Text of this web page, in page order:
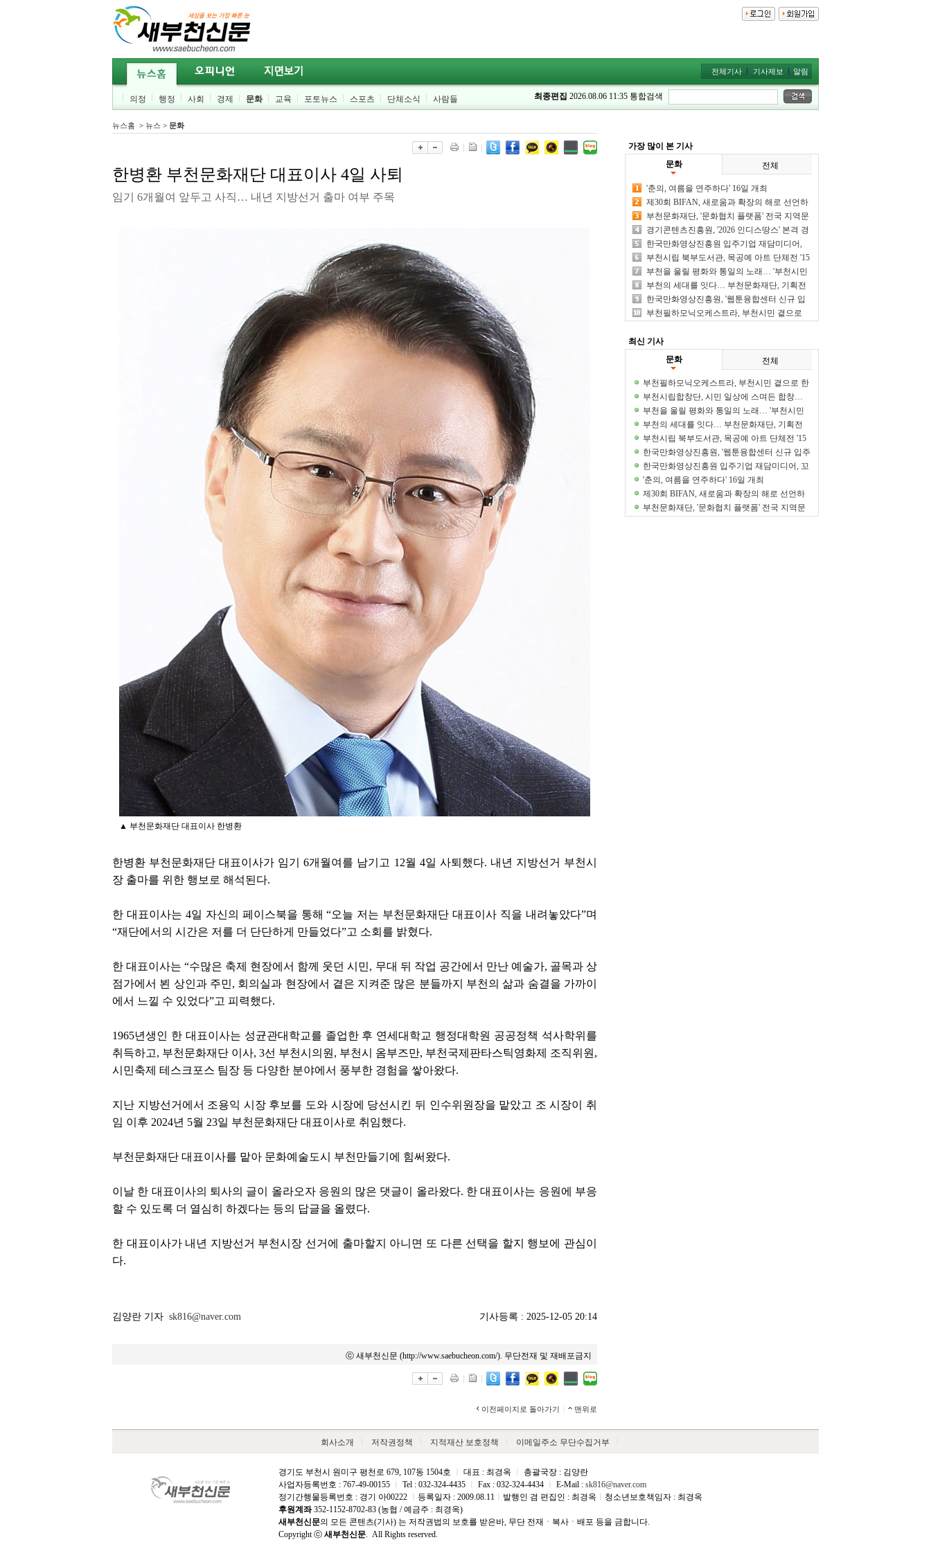
의정 행정 사회 경제 문화 교육 포토뉴스 스포츠 단체소식 사람들
전체기사 기사제보 알림
최종편집 2026.08.06 11:35 통합검색
뉴스홈 > 뉴스 > 문화
한병환 부천문화재단 대표이사 4일 사퇴
임기 6개월여 앞두고 사직… 내년 지방선거 출마 여부 주목
▲ 부천문화재단 대표이사 한병환
한병환 부천문화재단 대표이사가 임기 6개월여를 남기고 12월 4일 사퇴했다. 내년 지방선거 부천시
장 출마를 위한 행보로 해석된다.
한 대표이사는 4일 자신의 페이스북을 통해 “오늘 저는 부천문화재단 대표이사 직을 내려놓았다”며
“재단에서의 시간은 저를 더 단단하게 만들었다”고 소회를 밝혔다.
한 대표이사는 “수많은 축제 현장에서 함께 웃던 시민, 무대 뒤 작업 공간에서 만난 예술가, 골목과 상
점가에서 뵌 상인과 주민, 회의실과 현장에서 곁은 지켜준 많은 분들까지 부천의 삶과 숨결을 가까이
에서 느낄 수 있었다”고 피력했다.
1965년생인 한 대표이사는 성균관대학교를 졸업한 후 연세대학교 행정대학원 공공정책 석사학위를
취득하고, 부천문화재단 이사, 3선 부천시의원, 부천시 옴부즈만, 부천국제판타스틱영화제 조직위원,
시민축제 테스크포스 팀장 등 다양한 분야에서 풍부한 경험을 쌓아왔다.
지난 지방선거에서 조용익 시장 후보를 도와 시장에 당선시킨 뒤 인수위원장을 맡았고 조 시장이 취
임 이후 2024년 5월 23일 부천문화재단 대표이사로 취임했다.
부천문화재단 대표이사를 맡아 문화예술도시 부천만들기에 힘써왔다.
이날 한 대표이사의 퇴사의 글이 올라오자 응원의 많은 댓글이 올라왔다. 한 대표이사는 응원에 부응
할 수 있도록 더 열심히 하겠다는 등의 답글을 올렸다.
한 대표이사가 내년 지방선거 부천시장 선거에 출마할지 아니면 또 다른 선택을 할지 행보에 관심이
다.
김양란 기자 sk816@naver.com 기사등록 : 2025-12-05 20:14
ⓒ 새부천신문 (http://www.saebucheon.com/). 무단전재 및 재배포금지
이전페이지로 돌아가기 맨위로
가장 많이 본 기사
문화
전체
'춘의, 여름을 연주하다' 16일 개최
제30회 BIFAN, 새로움과 확장의 해로 선언하
며 폐막
부천문화재단, '문화협치 플랫폼' 전국 지역문
화재단 우수사례 선정
경기콘텐츠진흥원, '2026 인디스땅스' 본격 경
연 돌입
한국만화영상진흥원 입주기업 재담미디어,
꼬마비 작가 신작 웹툰 '데칼꼬마니' 공개
부천시립 북부도서관, 목공예 아트 단체전 '15
명의 결을 잇다' 개최
부천을 울릴 평화와 통일의 노래… '부천시민
815통일음악회' 개최
부천의 세대를 잇다… 부천문화재단, 기획전
'파동과 변주' 성황리에 마쳐
한국만화영상진흥원, '웹툰융합센터 신규 입
주자' 모집
부천필하모닉오케스트라, 부천시민 곁으로
최신 기사
문화
전체
부천필하모닉오케스트라, 부천시민 곁으로 한
걸음 더
부천시립합창단, 시민 일상에 스며든 합창…
참여와 공감으로 빛났다
부천을 울릴 평화와 통일의 노래… '부천시민
815통일음악회' 개최
부천의 세대를 잇다… 부천문화재단, 기획전
'파동과 변주' 성황리에 마쳐
부천시립 북부도서관, 목공예 아트 단체전 '15
명의 결을 잇다' 개최
한국만화영상진흥원, '웹툰융합센터 신규 입주
자' 모집
한국만화영상진흥원 입주기업 재담미디어, 꼬
마비 작가 신작 웹툰 '데칼꼬마니' 공개
'춘의, 여름을 연주하다' 16일 개최
제30회 BIFAN, 새로움과 확장의 해로 선언하
며 폐막
부천문화재단, '문화협치 플랫폼' 전국 지역문
회사소개 저작권정책 지적재산 보호정책 이메일주소 무단수집거부
경기도 부천시 원미구 평천로 679, 107동 1504호 대표 : 최경옥
총괄국장 : 김양란
사업자등록번호 : 767-49-00155
Tel : 032-324-4435 Fax : 032-324-4434 E-Mail : sk816@naver.com
정기간행물등록번호 : 경기 아00222
등록일자 : 2009.08.11 발행인 겸 편집인 : 최경옥
청소년보호책임자 : 최경옥
후원계좌352-1152-8702-83 (농협 / 예금주 : 최경옥)
새부천신문의 모든 콘텐츠(기사) 는 저작권법의 보호를 받은바, 무단 전재ㆍ복사ㆍ배포 등을 금합니다.
Copyright ⓒ 새부천신문. All Rights reserved.